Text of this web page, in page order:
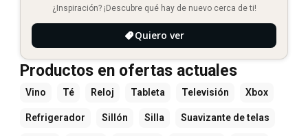
¿Inspiración? ¡Descubre qué hay de nuevo cerca de ti!
Quiero ver
Productos en ofertas actuales
Vino Té Reloj Tableta Televisión Xbox
Refrigerador Sillón Silla Suavizante de telas